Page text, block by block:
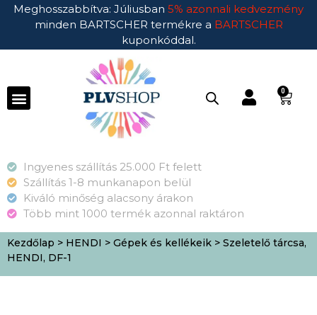
Meghosszabbítva: Júliusban 5% azonnali kedvezmény
minden BARTSCHER termékre a BARTSCHER
kuponkóddal.
0
Ingyenes szállítás 25.000 Ft felett
Szállítás 1-8 munkanapon belül
Kiváló minőség alacsony árakon
Több mint 1000 termék azonnal raktáron
Kezdőlap > HENDI > Gépek és kellékeik > Szeletelő tárcsa,
HENDI, DF-1